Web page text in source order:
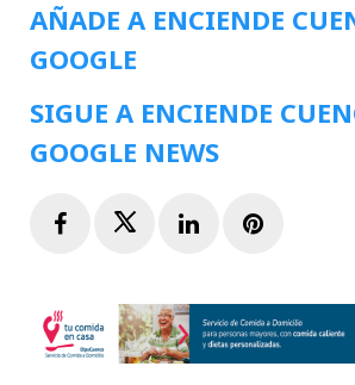
AÑADE A ENCIENDE
GOOGLE
SIGUE A ENCIENDE
GOOGLE NEWS
FacebookTwitterLinkedInPinterest